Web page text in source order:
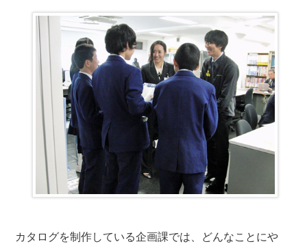
カタログを制作している企画課では、どんなことにや